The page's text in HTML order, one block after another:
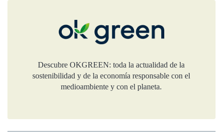
Descubre OKGREEN: toda la actualidad de la
sostenibilidad y de la economía responsable con el
medioambiente y con el planeta.